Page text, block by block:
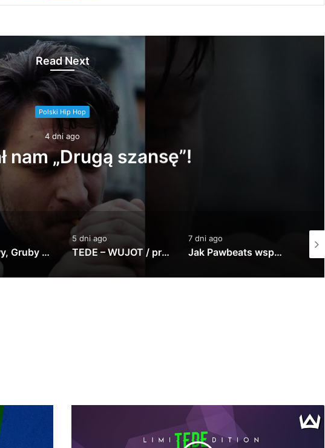
Read Next
Mielzky, Pers, @atutowy – Bad
@atutowy x The Returners)
TEDE – WUJOT / prod. Yottsu [LIVE VIDEO]
7 dni ago
Jak Pawbeats wspomina początki w branży? | 20 lat Step Records
1 tydzień ago
PeRJot – Dupki i Ziomki